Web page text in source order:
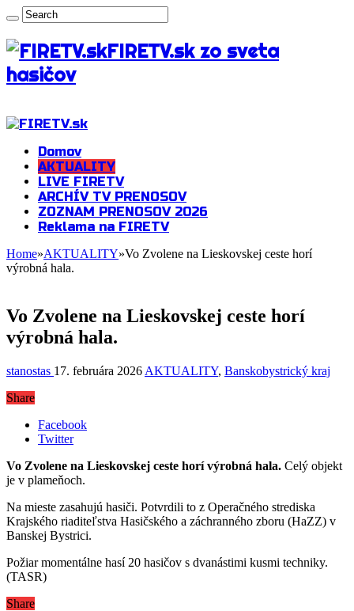
FIRETV.sk zo sveta
hasičov
Domov
AKTUALITY
LIVE FIRETV
ARCHÍV TV PRENOSOV
ZOZNAM PRENOSOV 2026
Reklama na FIRETV
Home»AKTUALITY»Vo Zvolene na Lieskovskej ceste horí
výrobná hala.
Vo Zvolene na Lieskovskej ceste horí
výrobná hala.
stanostas 17. februára 2026 AKTUALITY, Banskobystrický kraj
Share
Facebook
Twitter
Vo Zvolene na Lieskovskej ceste horí výrobná hala. Celý objekt
je v plameňoch.
Na mieste zasahujú hasiči. Potvrdili to z Operačného strediska
Krajského riaditeľstva Hasičského a záchranného zboru (HaZZ) v
Banskej Bystrici.
Požiar momentálne hasí 20 hasičov s dvanástimi kusmi techniky.
(TASR)
Share